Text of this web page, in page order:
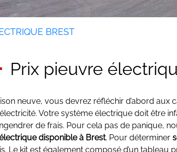
BREST
Prix pieuvre
neuve, vous devrez réfléchir d’abord aux
Votre système électrique doit être
de frais. Pour cela pas de panique,
disponible à Brest. Pour déterminer
Le kit est également composé d’un tableau